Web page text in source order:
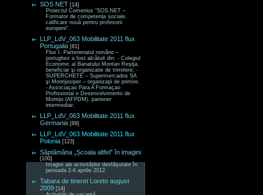
SOS NET [14]
Proiectul Comenius “SOS.NET –
Formator de competenţe sociale,
calificare nouă pentru profesorii
europeni“.
LLP_LdV_063 Mobilitate 2011 flux
Portugalia [81]
Flux I. Parteneriatul româno –
portughez a fost alcătuit din: - Colegiul
Economic al Banatului Montan Reşiţa,
beneficiar şi organizatie de trimitere; -
SUPERCHETE – Supermercados SA
şi Montijosiper – organizaţii de primire.
- Associaçao Para A Formaçao
Profissional e Desenvolvimento de
Montijo (AFPDM), partener
intermediar;
LLP_LdV_063 Mobilitate 2011 flux
Germania [89]
LLP_LdV_063 Mobilitate 2011 flux
Polonia [123]
Săptămâna „Școala altfel” în imagini
[100]
Imagini ale activităților desfășurate în
perioada 2-6 aprilie 2012
Tabara de tineret Loreto august
2009 [14]